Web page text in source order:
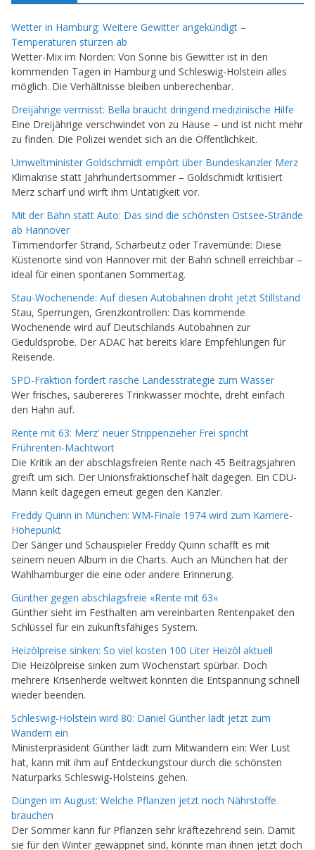
Wetter in Hamburg: Weitere Gewitter angekündigt –
Temperaturen stürzen ab
Wetter-Mix im Norden: Von Sonne bis Gewitter ist in den
kommenden Tagen in Hamburg und Schleswig-Holstein alles
möglich. Die Verhältnisse bleiben unberechenbar.
Dreijährige vermisst: Bella braucht dringend medizinische Hilfe
Eine Dreijährige verschwindet von zu Hause – und ist nicht mehr
zu finden. Die Polizei wendet sich an die Öffentlichkeit.
Umweltminister Goldschmidt empört über Bundeskanzler Merz
Klimakrise statt Jahrhundertsommer – Goldschmidt kritisiert
Merz scharf und wirft ihm Untätigkeit vor.
Mit der Bahn statt Auto: Das sind die schönsten Ostsee-Strände
ab Hannover
Timmendorfer Strand, Scharbeutz oder Travemünde: Diese
Küstenorte sind von Hannover mit der Bahn schnell erreichbar –
ideal für einen spontanen Sommertag.
Stau-Wochenende: Auf diesen Autobahnen droht jetzt Stillstand
Stau, Sperrungen, Grenzkontrollen: Das kommende
Wochenende wird auf Deutschlands Autobahnen zur
Geduldsprobe. Der ADAC hat bereits klare Empfehlungen für
Reisende.
SPD-Fraktion fordert rasche Landesstrategie zum Wasser
Wer frisches, saubereres Trinkwasser möchte, dreht einfach
den Hahn auf.
Rente mit 63: Merz' neuer Strippenzieher Frei spricht
Frührenten-Machtwort
Die Kritik an der abschlagsfreien Rente nach 45 Beitragsjahren
greift um sich. Der Unionsfraktionschef hält dagegen. Ein CDU-
Mann keilt dagegen erneut gegen den Kanzler.
Freddy Quinn in München: WM-Finale 1974 wird zum Karriere-
Höhepunkt
Der Sänger und Schauspieler Freddy Quinn schafft es mit
seinem neuen Album in die Charts. Auch an München hat der
Wahlhamburger die eine oder andere Erinnerung.
Günther gegen abschlagsfreie «Rente mit 63»
Günther sieht im Festhalten am vereinbarten Rentenpaket den
Schlüssel für ein zukunftsfähiges System.
Heizölpreise sinken: So viel kosten 100 Liter Heizöl aktuell
Die Heizölpreise sinken zum Wochenstart spürbar. Doch
mehrere Krisenherde weltweit könnten die Entspannung schnell
wieder beenden.
Schleswig-Holstein wird 80: Daniel Günther lädt jetzt zum
Wandern ein
Ministerpräsident Günther lädt zum Mitwandern ein: Wer Lust
hat, kann mit ihm auf Entdeckungstour durch die schönsten
Naturparks Schleswig-Holsteins gehen.
Düngen im August: Welche Pflanzen jetzt noch Nährstoffe
brauchen
Der Sommer kann für Pflanzen sehr kräftezehrend sein. Damit
sie für den Winter gewappnet sind, könnte man ihnen jetzt doch